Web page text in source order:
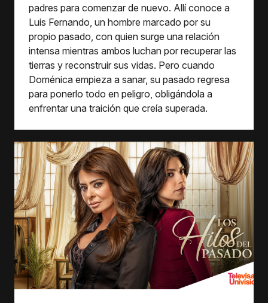
padres para comenzar de nuevo. Allí conoce a
Luis Fernando, un hombre marcado por su
propio pasado, con quien surge una relación
intensa mientras ambos luchan por recuperar las
tierras y reconstruir sus vidas. Pero cuando
Doménica empieza a sanar, su pasado regresa
para ponerlo todo en peligro, obligándola a
enfrentar una traición que creía superada.